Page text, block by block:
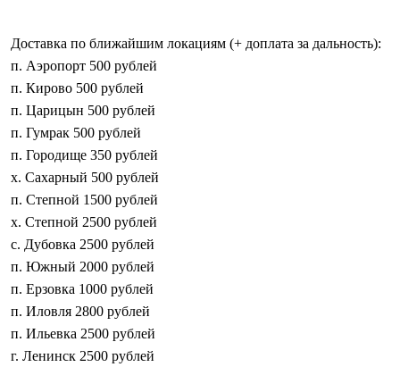
Доставка по ближайшим локациям (+ доплата за дальность):
п. Аэропорт 500 рублей
п. Кирово 500 рублей
п. Царицын 500 рублей
п. Гумрак 500 рублей
п. Городище 350 рублей
х. Сахарный 500 рублей
п. Степной 1500 рублей
х. Степной 2500 рублей
с. Дубовка 2500 рублей
п. Южный 2000 рублей
п. Ерзовка 1000 рублей
п. Иловля 2800 рублей
п. Ильевка 2500 рублей
г. Ленинск 2500 рублей